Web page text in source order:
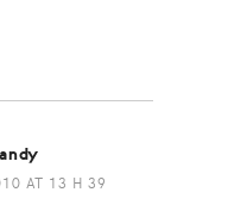
AT 13 H 39